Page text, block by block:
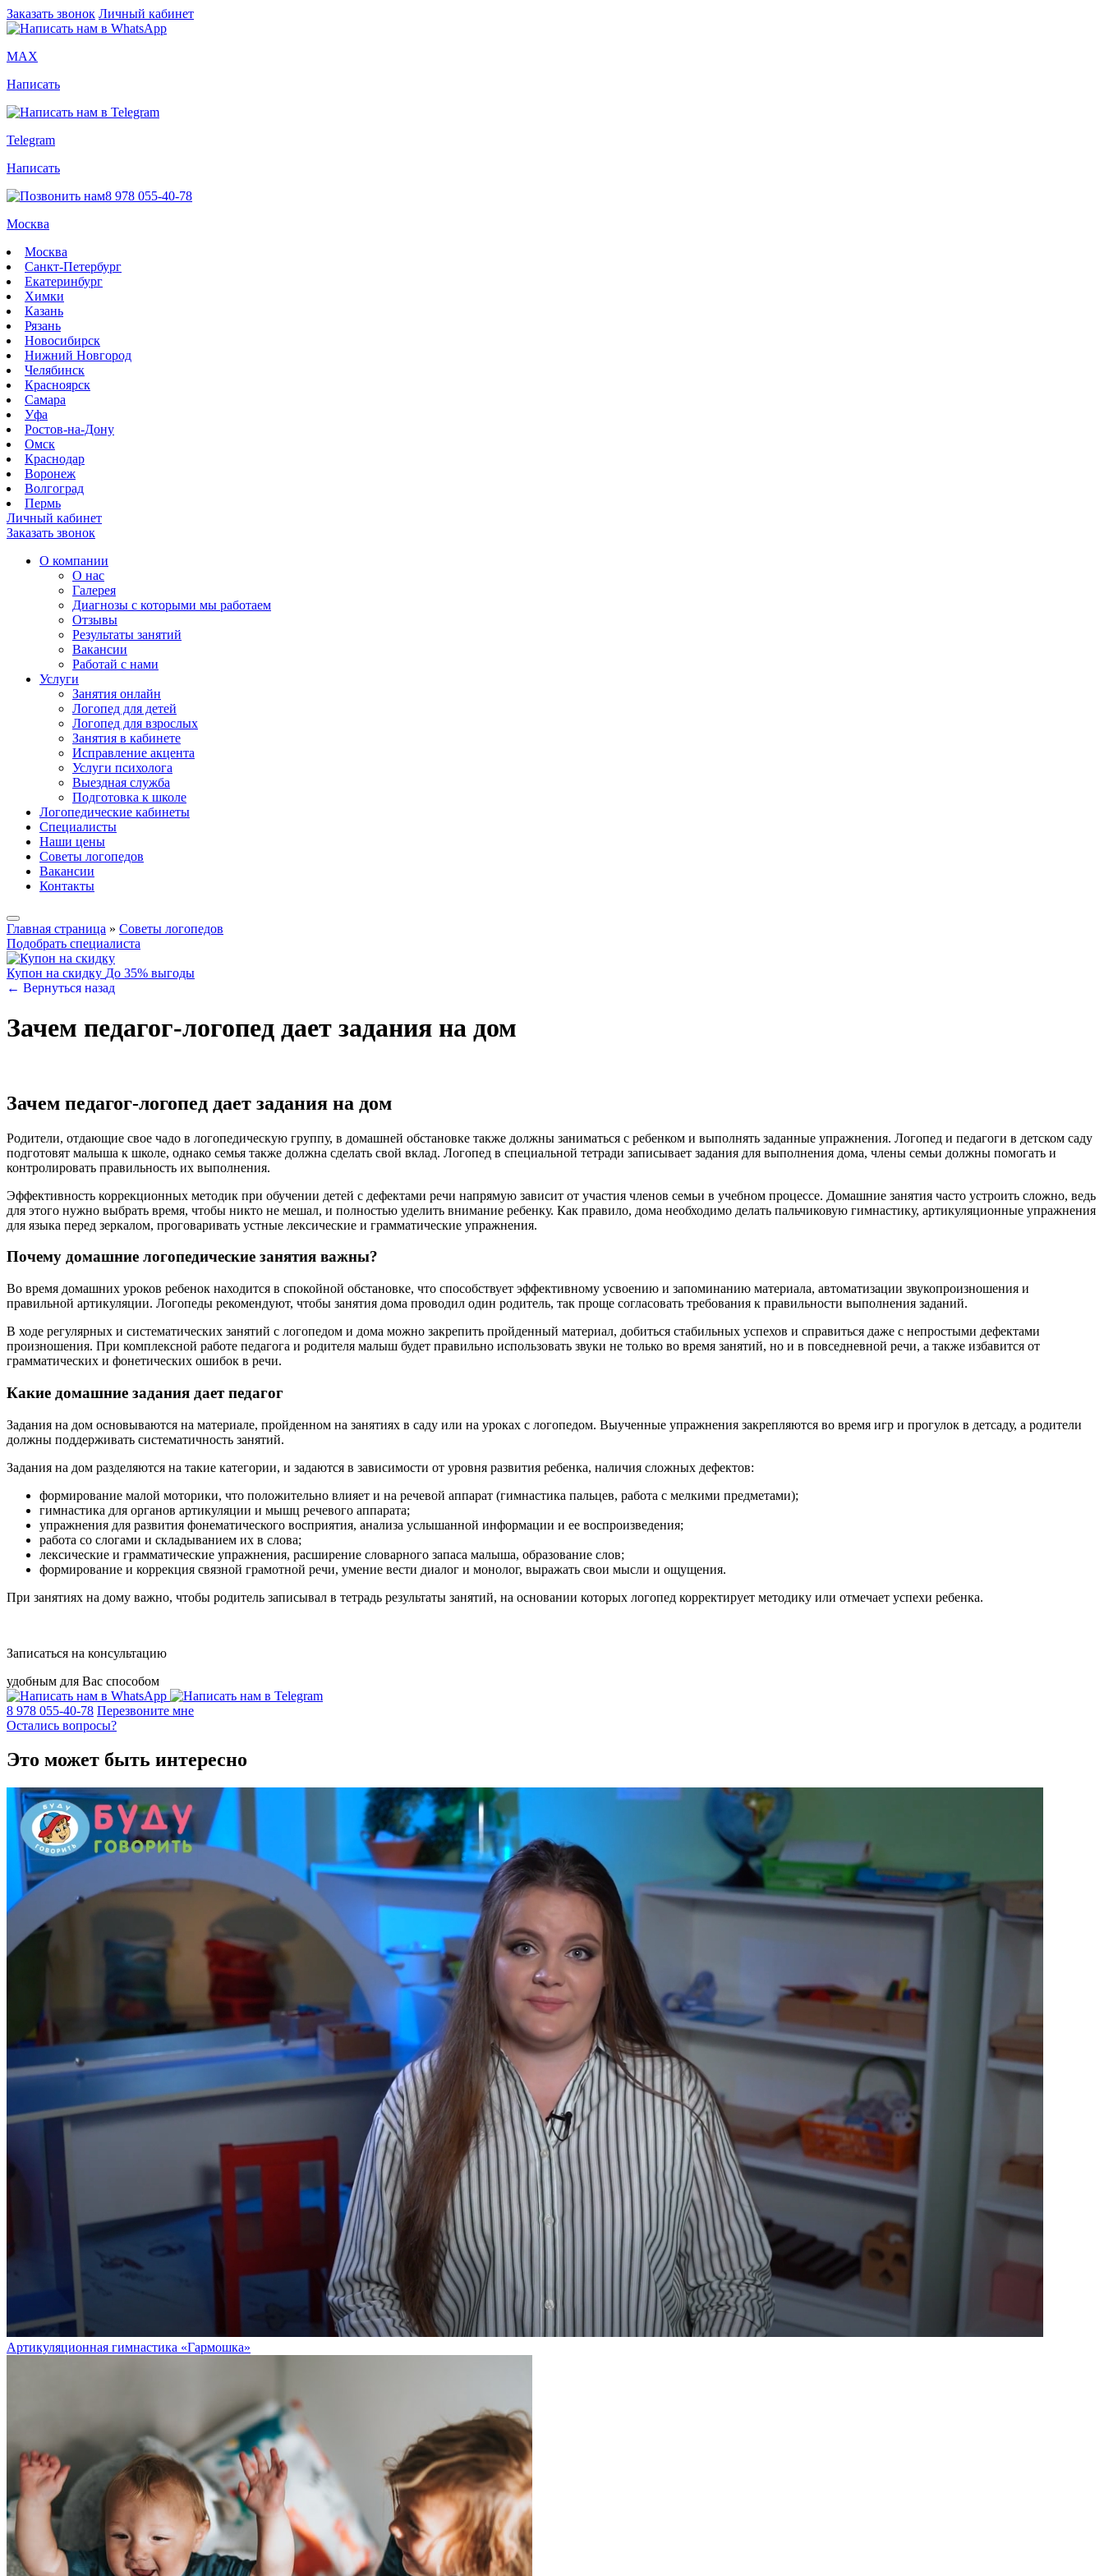
Заказать звонок Личный кабинет
MAX
Написать
Telegram
Написать
8 978 055-40-78
Москва
Москва
Санкт-Петербург
Екатеринбург
Химки
Казань
Рязань
Новосибирск
Нижний Новгород
Челябинск
Красноярск
Самара
Уфа
Ростов-на-Дону
Омск
Краснодар
Воронеж
Волгоград
Пермь
Личный кабинет
Заказать звонок
О компании
О нас
Галерея
Диагнозы с которыми мы работаем
Отзывы
Результаты занятий
Вакансии
Работай с нами
Услуги
Занятия онлайн
Логопед для детей
Логопед для взрослых
Занятия в кабинете
Исправление акцента
Услуги психолога
Выездная служба
Подготовка к школе
Логопедические кабинеты
Специалисты
Наши цены
Советы логопедов
Вакансии
Контакты
Главная страница » Советы логопедов
Подобрать специалиста
Купон на скидку До 35% выгоды
← Вернуться назад
Зачем педагог-логопед дает задания на дом
Зачем педагог-логопед дает задания на дом
Родители, отдающие свое чадо в логопедическую группу, в домашней обстановке также должны заниматься с ребенком и выполнять заданные упражнения. Логопед и педагоги в детском саду
подготовят малыша к школе, однако семья также должна сделать свой вклад. Логопед в специальной тетради записывает задания для выполнения дома, члены семьи должны помогать и
контролировать правильность их выполнения.
Эффективность коррекционных методик при обучении детей с дефектами речи напрямую зависит от участия членов семьи в учебном процессе. Домашние занятия часто устроить сложно, ведь
для этого нужно выбрать время, чтобы никто не мешал, и полностью уделить внимание ребенку. Как правило, дома необходимо делать пальчиковую гимнастику, артикуляционные упражнения
для языка перед зеркалом, проговаривать устные лексические и грамматические упражнения.
Почему домашние логопедические занятия важны?
Во время домашних уроков ребенок находится в спокойной обстановке, что способствует эффективному усвоению и запоминанию материала, автоматизации звукопроизношения и
правильной артикуляции. Логопеды рекомендуют, чтобы занятия дома проводил один родитель, так проще согласовать требования к правильности выполнения заданий.
В ходе регулярных и систематических занятий с логопедом и дома можно закрепить пройденный материал, добиться стабильных успехов и справиться даже с непростыми дефектами
произношения. При комплексной работе педагога и родителя малыш будет правильно использовать звуки не только во время занятий, но и в повседневной речи, а также избавится от
грамматических и фонетических ошибок в речи.
Какие домашние задания дает педагог
Задания на дом основываются на материале, пройденном на занятиях в саду или на уроках с логопедом. Выученные упражнения закрепляются во время игр и прогулок в детсаду, а родители
должны поддерживать систематичность занятий.
Задания на дом разделяются на такие категории, и задаются в зависимости от уровня развития ребенка, наличия сложных дефектов:
формирование малой моторики, что положительно влияет и на речевой аппарат (гимнастика пальцев, работа с мелкими предметами);
гимнастика для органов артикуляции и мышц речевого аппарата;
упражнения для развития фонематического восприятия, анализа услышанной информации и ее воспроизведения;
работа со слогами и складыванием их в слова;
лексические и грамматические упражнения, расширение словарного запаса малыша, образование слов;
формирование и коррекция связной грамотной речи, умение вести диалог и монолог, выражать свои мысли и ощущения.
При занятиях на дому важно, чтобы родитель записывал в тетрадь результаты занятий, на основании которых логопед корректирует методику или отмечает успехи ребенка.
Записаться на консультацию
удобным для Вас способом
8 978 055-40-78 Перезвоните мне
Остались вопросы?
Это может быть интересно
Артикуляционная гимнастика «Гармошка»